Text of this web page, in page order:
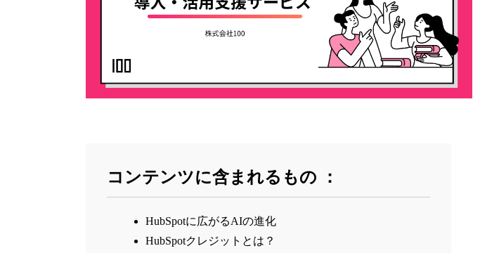
コンテンツに含まれるもの ：
HubSpotに広がるAIの進化
HubSpotクレジットとは？